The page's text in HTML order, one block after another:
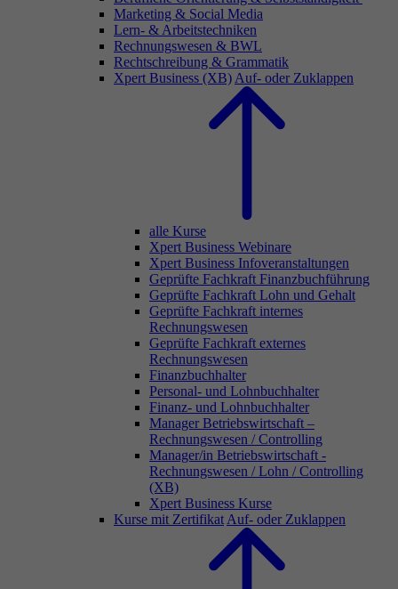
Marketing & Social Media
Lern- & Arbeitstechniken
Rechnungswesen & BWL
Rechtschreibung & Grammatik
Xpert Business (XB) Auf- oder Zuklappen
alle Kurse
Xpert Business Webinare
Xpert Business Infoveranstaltungen
Geprüfte Fachkraft Finanzbuchführung
Geprüfte Fachkraft Lohn und Gehalt
Geprüfte Fachkraft internes
Rechnungswesen
Geprüfte Fachkraft externes
Rechnungswesen
Finanzbuchhalter
Personal- und Lohnbuchhalter
Finanz- und Lohnbuchhalter
Manager Betriebswirtschaft –
Rechnungswesen / Controlling
Manager/in Betriebswirtschaft -
Rechnungswesen / Lohn / Controlling
(XB)
Xpert Business Kurse
Kurse mit Zertifikat Auf- oder Zuklappen